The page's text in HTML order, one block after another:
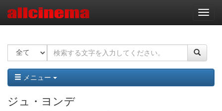
ナ
ビ
ー
ョ
ン
メニュー
ジュ・ヨンデ